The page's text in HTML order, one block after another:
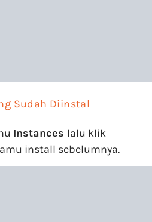
Sudah Diinstal
Instances lalu klik
install sebelumnya.